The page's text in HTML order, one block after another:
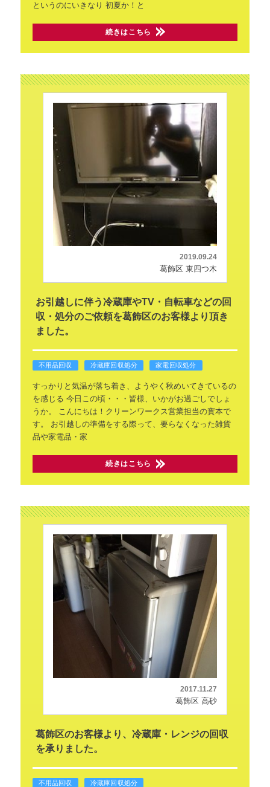
というのにいきなり 初夏か！と
続きはこちら
2019.09.24
葛飾区 東四つ木
お引越しに伴う冷蔵庫やTV・自転車などの回
収・処分のご依頼を葛飾区のお客様より頂き
ました。
不用品回収 冷蔵庫回収処分 家電回収処分
すっかりと気温が落ち着き、ようやく秋めいてきているの
を感じる 今日この頃・・・皆様、いかがお過ごしでしょ
うか。
こんにちは！クリーンワークス営業担当の實本で
す。
お引越しの準備をする際って、要らなくなった雑貨
品や家電品・家
続きはこちら
2017.11.27
葛飾区 高砂
葛飾区のお客様より、冷蔵庫・レンジの回収
を承りました。
不用品回収 冷蔵庫回収処分